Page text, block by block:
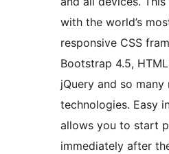
with the world’s
responsive CSS
Bootstrap 4.5,
jQuery and so many
technologies. Easy
allows you to start
immediately after